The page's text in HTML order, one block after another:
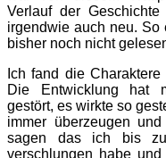
Verlauf der
irgendwie auch neu. So
bisher noch nicht
Ich fand die
Die Entwicklung hat
gestört, es wirkte so
immer überzeugen
sagen das ich bis
verschlungen habe